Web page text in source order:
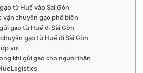
từ Huế vào Sài Gòn
vận chuyển gạo phổ biến
gạo từ Huế đi Sài Gòn
gạo từ Huế đi Sài Gòn
với
khi gửi gạo cho người thân